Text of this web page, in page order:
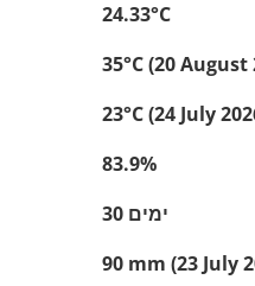
24.33°C
35°C (20 August
23°C (24 July
83.9%
30 ימים
90 mm (23 July